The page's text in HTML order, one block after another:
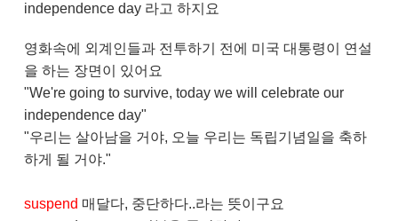
independence day 라고 하지요
영화속에 외계인들과 전투하기 전에 미국 대통령이 연설
을 하는 장면이 있어요
"We're going to survive, today we will celebrate our
independence day"
"우리는 살아남을 거야, 오늘 우리는 독립기념일을 축하
하게 될 거야."
suspend 매달다, 중단하다..라는 뜻이구요